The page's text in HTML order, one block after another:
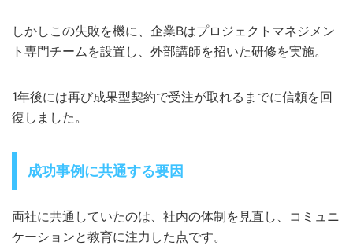
しかしこの失敗を機に、企業Bはプロジェクトマネジメン
ト専門チームを設置し、外部講師を招いた研修を実施。
1年後には再び成果型契約で受注が取れるまでに信頼を回
復しました。
成功事例に共通する要因
両社に共通していたのは、社内の体制を見直し、コミュニ
ケーションと教育に注力した点です。